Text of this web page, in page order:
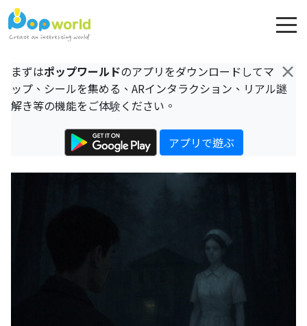
×
まずはポップワールドのアプリをダウンロードしてマ
ップ、シールを集める、ARインタラクション、リアル謎
解き等の機能をご体験ください。
アプリで遊ぶ